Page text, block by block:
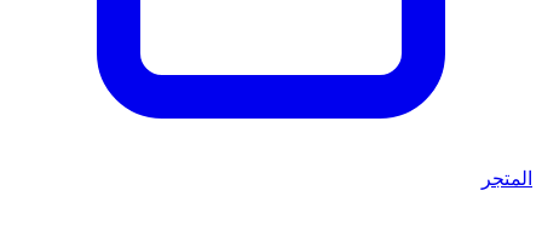
المتجر